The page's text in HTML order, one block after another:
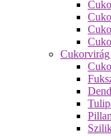
Cukorvirág